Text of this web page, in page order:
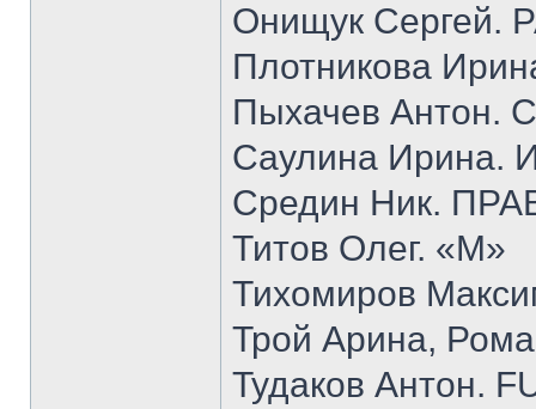
Онищук Сергей.
Плотникова
Пыхачев
Саулина
Средин Ник.
Титов Олег. «М»
Тихомиров
Трой Арина,
Тудаков Антон.